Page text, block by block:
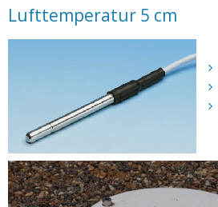
Lufttemperatur 5 cm